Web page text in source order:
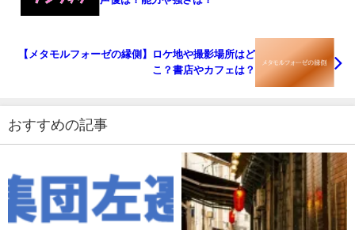
【メタモルフォーゼの縁側】ロケ地や撮影場所はど
こ？書店やカフェは？
おすすめの記事